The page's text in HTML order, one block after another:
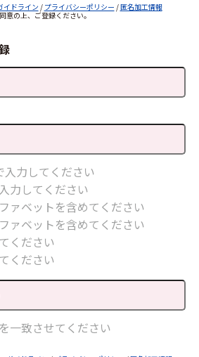
イドライン / プライバシーポリシー /匿名加工情報
意の上、ご登録ください。
入力してください
力してください
ァベットを含めてください
ァベットを含めてください
ください
ください
一致させてください